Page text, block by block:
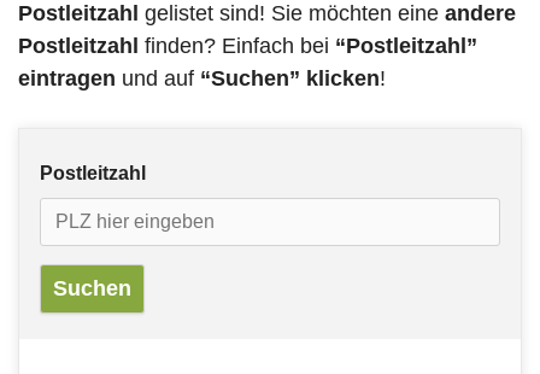
Postleitzahl gelistet sind! Sie möchten eine andere
Postleitzahl finden? Einfach bei “Postleitzahl”
eintragen und auf “Suchen” klicken!
Postleitzahl